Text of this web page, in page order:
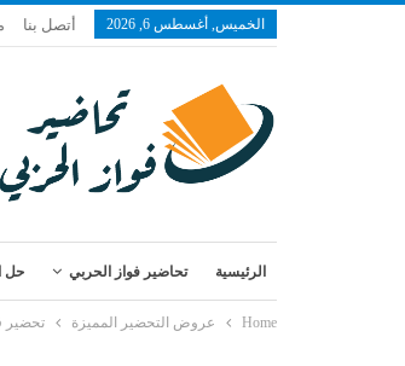
الخميس, أغسطس 6, 2026 أتصل بنا
الرئيسية تحاضير فواز الحربي حل
Home عروض التحضير المميزة تحضير